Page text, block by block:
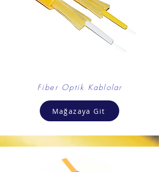
Fiber Optik Kablolar
Mağazaya Git